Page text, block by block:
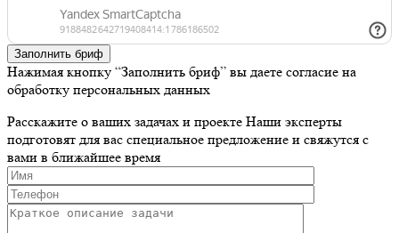
Заполнить бриф
Нажимая кнопку “Заполнить бриф” вы даете согласие на
обработку персональных данных
Расскажите о ваших задачах и проекте Наши эксперты
подготовят для вас специальное предложение и свяжутся с
вами в ближайшее время